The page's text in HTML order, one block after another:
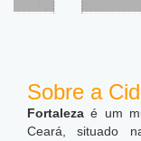
Sobre a
Fortaleza é um
Ceará, situado